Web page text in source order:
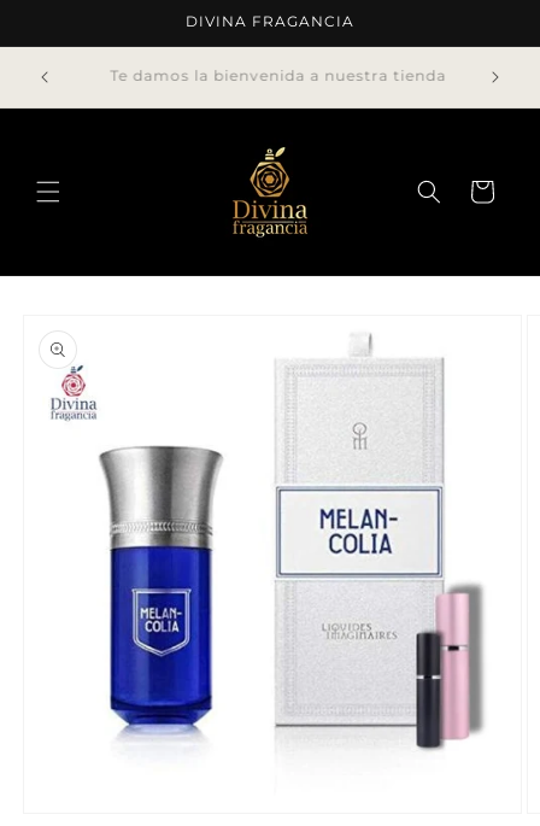
al contenido
DIVINA FRAGANCIA
Envíos gratis a compras mayores a ¢75.000 o 5
decants
Carrito
a la
información
del producto